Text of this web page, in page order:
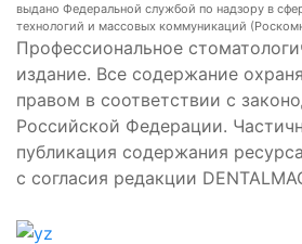
выдано Федеральной службой по надзору в
технологий и массовых коммуникаций
Профессиональное
издание. Все содержание
правом в соответствии с
Российской Федерации.
публикация содержания
с согласия редакции